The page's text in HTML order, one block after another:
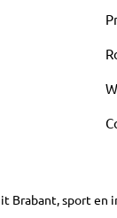
Brabant, sport